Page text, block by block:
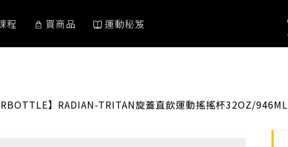
程 買商品 運動秘笈
】RADIAN-TRITAN旋蓋直飲運動搖搖杯32OZ/946ML